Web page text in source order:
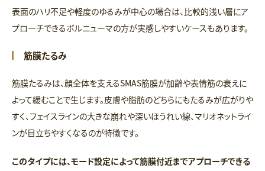
表面のハリ不足や軽度のゆるみが中心の場合は、比較的浅い層にア
プローチできるボルニューマの方が実感しやすいケースもあります。
筋膜たるみ
筋膜たるみは、顔全体を支えるSMAS筋膜が加齢や表情筋の衰えに
よって緩むことで生じます。皮膚や脂肪のどちらにもたるみが広がりや
すく、フェイスラインの大きな崩れや深いほうれい線、マリオネットライ
ンが目立ちやすくなるのが特徴です。
このタイプには、モード設定によって筋膜付近までアプローチできる